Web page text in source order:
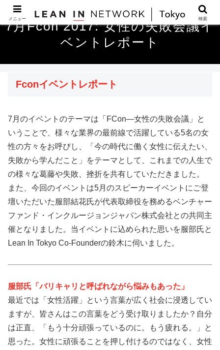
7月Fcon 2017: 女性の失敗会議イ
ベントレポート
Fconイベントレポート
7月のイベントのテーマは「FCon—女性の失敗会議」と
いうことで、様々な業界の最前線で活躍している5名の女
性の方々をお呼びし、「今の時代に働く女性に伝えたい、
失敗から学んだこと」をテーマとして、これまでの人生で
の様々な葛藤や失敗、挫折を共有していただきました。
また、今回のイベントは5月のスピーカーイベントにご登
壇いただいた服部結花氏が代表取締役を務めるベンチャー
ファンド・インクルージョンジャパン株式会社との共同主
催となりました。当イベントに込められた思いを服部氏と
Lean In Tokyo Co-Founderの鈴木に伺いました。
服部氏「バリキャリと呼ばれながら悩みもあった」
最近では「女性活躍」という言葉が広く社会に浸透してい
ますが、皆さんはこの言葉をどう受け取りましたか？自分
は正直、「もう十分頑張っているのに。もう疲れる。」と
思った。女性に頑張ることを押し付けるのではなく、女性
メニュー 検索